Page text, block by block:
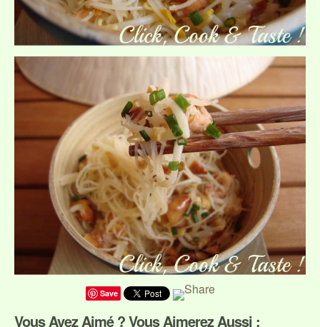
Save
Vous Avez Aimé ? Vous Aimerez Aussi :